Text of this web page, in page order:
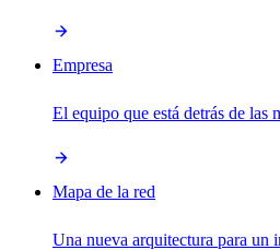
Empresa
El equipo que está detrás de las
Mapa de la red
Una nueva arquitectura para un